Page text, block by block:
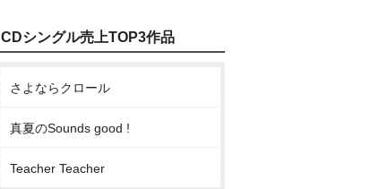
CDシングル売上TOP3作品
さよならクロール
真夏のSounds good !
Teacher Teacher